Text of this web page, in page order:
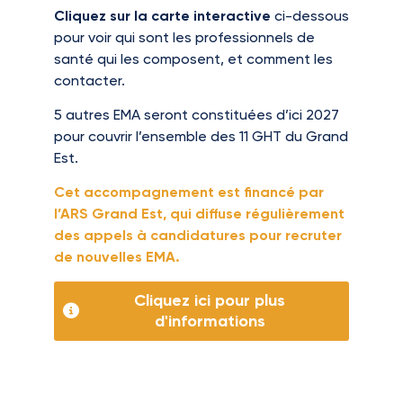
Cliquez sur la carte interactive ci-dessous
pour voir qui sont les professionnels de
santé qui les composent, et comment les
contacter.
5 autres EMA seront constituées d’ici 2027
pour couvrir l’ensemble des 11 GHT du Grand
Est.
Cet accompagnement est financé par
l’ARS Grand Est, qui diffuse régulièrement
des appels à candidatures pour recruter
de nouvelles EMA.
Cliquez ici pour plus
d'informations